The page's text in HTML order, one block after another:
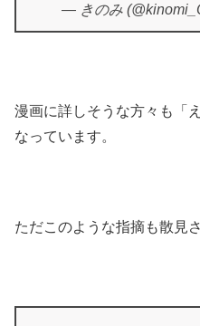
— きのみ
漫画に詳しそうな方々も「
なっています。
ただこのような指摘も散見